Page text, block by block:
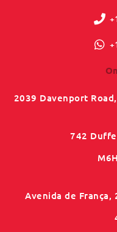
2039 Davenport
742
Avenida de França,